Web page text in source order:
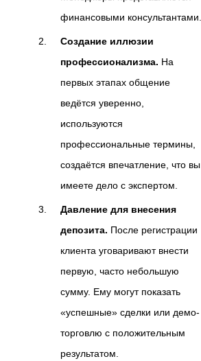
финансовыми консультантами.
Создание иллюзии
профессионализма. На
первых этапах общение
ведётся уверенно,
используются
профессиональные термины,
создаётся впечатление, что вы
имеете дело с экспертом.
Давление для внесения
депозита. После регистрации
клиента уговаривают внести
первую, часто небольшую
сумму. Ему могут показать
«успешные» сделки или демо-
торговлю с положительным
результатом.